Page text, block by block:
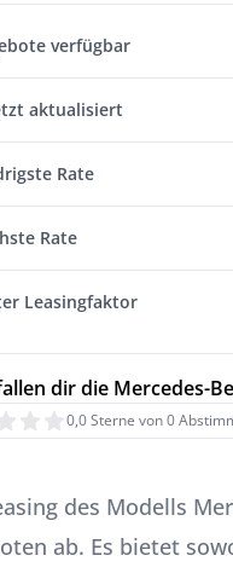
verfügbar
aktualisiert
Rate
Rate
Leasingfaktor
dir die Mercedes-
0,0 Sterne von 0
des Modells
ab. Es bietet